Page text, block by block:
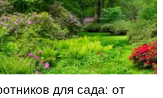
для сада: от